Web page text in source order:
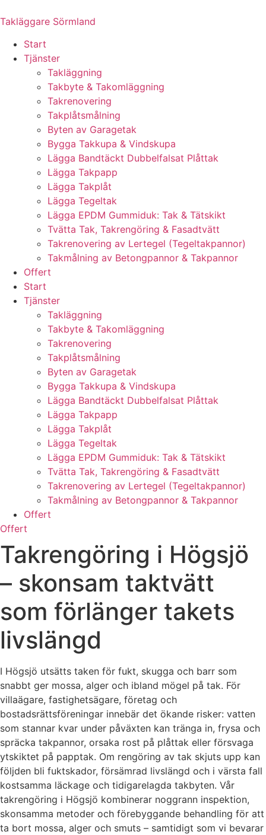
to
Takläggare Sörmland
Start
Tjänster
Takläggning
Takbyte & Takomläggning
Takrenovering
Takplåtsmålning
Byten av Garagetak
Bygga Takkupa & Vindskupa
Lägga Bandtäckt Dubbelfalsat Plåttak
Lägga Takpapp
Lägga Takplåt
Lägga Tegeltak
Lägga EPDM Gummiduk: Tak & Tätskikt
Tvätta Tak, Takrengöring & Fasadtvätt
Takrenovering av Lertegel (Tegeltakpannor)
Takmålning av Betongpannor & Takpannor
Offert
Start
Tjänster
Takläggning
Takbyte & Takomläggning
Takrenovering
Takplåtsmålning
Byten av Garagetak
Bygga Takkupa & Vindskupa
Lägga Bandtäckt Dubbelfalsat Plåttak
Lägga Takpapp
Lägga Takplåt
Lägga Tegeltak
Lägga EPDM Gummiduk: Tak & Tätskikt
Tvätta Tak, Takrengöring & Fasadtvätt
Takrenovering av Lertegel (Tegeltakpannor)
Takmålning av Betongpannor & Takpannor
Offert
Offert
Takrengöring i Högsjö
– skonsam taktvätt
som förlänger takets
livslängd
I Högsjö utsätts taken för fukt, skugga och barr som
snabbt ger mossa, alger och ibland mögel på tak. För
villaägare, fastighetsägare, företag och
bostadsrättsföreningar innebär det ökande risker: vatten
som stannar kvar under påväxten kan tränga in, frysa och
spräcka takpannor, orsaka rost på plåttak eller försvaga
ytskiktet på papptak. Om rengöring av tak skjuts upp kan
följden bli fuktskador, försämrad livslängd och i värsta fall
kostsamma läckage och tidigarelagda takbyten. Vår
takrengöring i Högsjö kombinerar noggrann inspektion,
skonsamma metoder och förebyggande behandling för att
ta bort mossa, alger och smuts – samtidigt som vi bevarar